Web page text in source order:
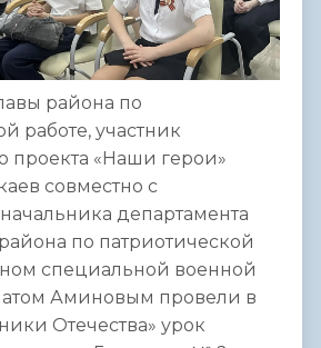
района по
работе, участник
проекта «Наши герои»
совместно с
департамента
по патриотической
специальной военной
Аминовым провели в
Отечества» урок